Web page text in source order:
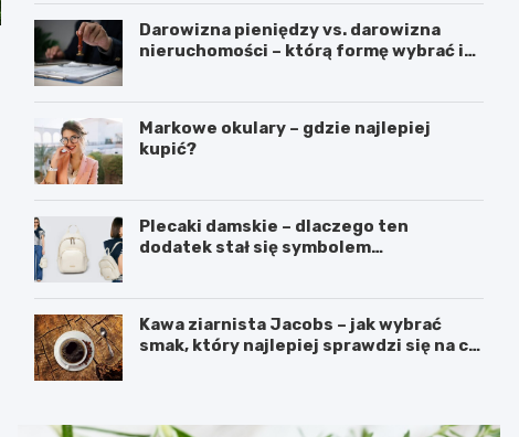
Darowizna pieniędzy vs. darowizna
nieruchomości – którą formę wybrać i
Markowe okulary – gdzie najlepiej
kupić?
Plecaki damskie – dlaczego ten
dodatek stał się symbolem
Kawa ziarnista Jacobs – jak wybrać
smak, który najlepiej sprawdzi się na co